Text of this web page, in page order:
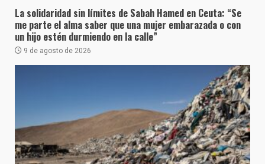
La solidaridad sin límites de Sabah Hamed en Ceuta: “Se
me parte el alma saber que una mujer embarazada o con
un hijo estén durmiendo en la calle”
9 de agosto de 2026